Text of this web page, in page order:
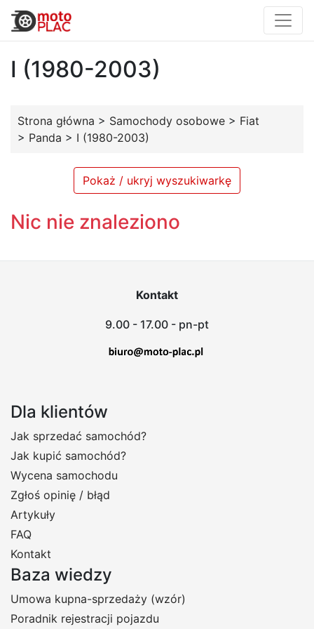
I (1980-2003)
Strona główna > Samochody osobowe > Fiat
> Panda > I (1980-2003)
Pokaż / ukryj wyszukiwarkę
Nic nie znaleziono
Kontakt
9.00 - 17.00 - pn-pt
Dla klientów
Jak sprzedać samochód?
Jak kupić samochód?
Wycena samochodu
Zgłoś opinię / błąd
Artykuły
FAQ
Kontakt
Baza wiedzy
Umowa kupna-sprzedaży (wzór)
Poradnik rejestracji pojazdu